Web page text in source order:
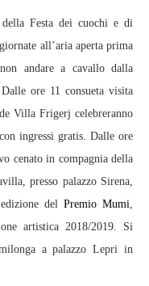
Festa dei cuochi e di
all’aria aperta prima
andare a cavallo dalla
ore 11 consueta visita
Villa Frigerj celebreranno
ingressi gratis. Dalle ore
cenato in compagnia della
presso palazzo Sirena,
delPremio Mumi
artistica 2018/2019. Si
a palazzo Lepri in